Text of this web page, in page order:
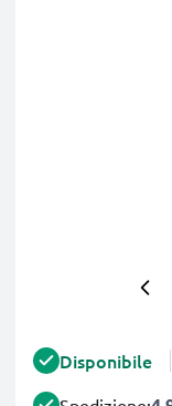
Disponibile